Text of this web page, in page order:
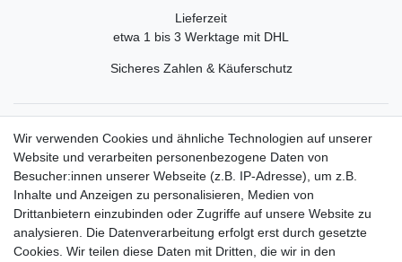
Lieferzeit
etwa 1 bis 3 Werktage mit DHL
Sicheres Zahlen & Käuferschutz
Rechtliche Informationen
Widerrufsrecht
Widerrufsformular
Wir verwenden Cookies und ähnliche Technologien auf unserer
Website und verarbeiten personenbezogene Daten von
Besucher:innen unserer Webseite (z.B. IP-Adresse), um z.B.
Inhalte und Anzeigen zu personalisieren, Medien von
Drittanbietern einzubinden oder Zugriffe auf unsere Website zu
analysieren. Die Datenverarbeitung erfolgt erst durch gesetzte
Cookies. Wir teilen diese Daten mit Dritten, die wir in den